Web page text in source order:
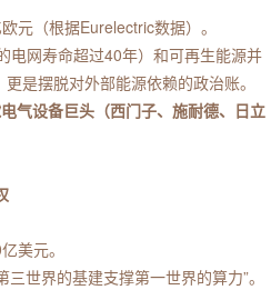
元（根据Eurelectric数据）。
电网寿命超过40年）和可再生能源并
是摆脱对外部能源依赖的政治账。
气设备巨头（西门子、施耐德、日立
美元。
世界的基建支撑第一世界的算力”。